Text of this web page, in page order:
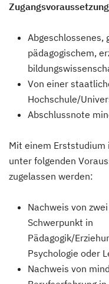
Abgeschlossenes,
pädagogischem,
Von einer
Hochschule/
Abschlussnote
Mit einem Erststudium
unter folgenden
zugelassen werden:
Nachweis von
Schwerpunkt in
Pädagogik/
Psychologie oder
Nachweis von